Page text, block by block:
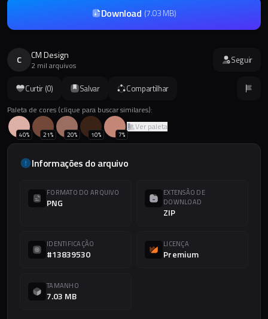
Curtir (0) Salvar Compartilhar
Paleta de cores (clique para buscar similares):
40% 21% 20% 10% 7%
Ver paleta
Informações do arquivo
FORMATO DO ARQUIVO
PNG
EXTENSÃO DE
DOWNLOAD
ZIP
IDENTIFICAÇÃO
#13839530
LICENÇA
Premium
TAMANHO
7.03 MB
Download (7.03 MB)
C CM Design
2 mil arquivos Seguir